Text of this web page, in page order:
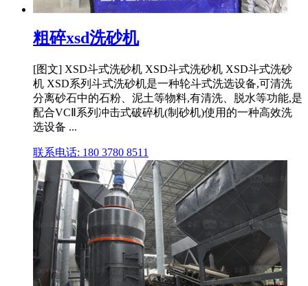
粗碎xsd洗砂机
[图文] XSD斗式洗砂机 XSD斗式洗砂机 XSD斗式洗砂
机 XSD系列斗式洗砂机是一种轮斗式洗选设备,可清洗
分离砂石中的石粉、泥土等物料,有清洗、脱水等功能,是
配合VCⅡ系列冲击式破碎机(制砂机)使用的一种高效洗
选设备 ...
联系电话: 180 3780 8511